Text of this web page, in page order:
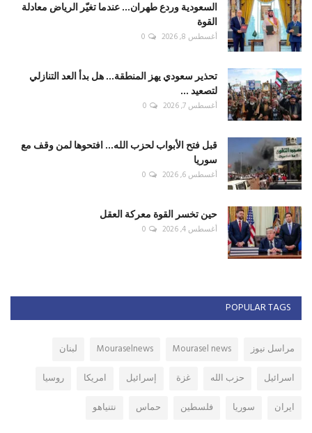
السعودية وردع طهران... عندما تغيّر الرياض معادلة
القوة
أغسطس 8, 2026 0
تحذير سعودي يهز المنطقة... هل بدأ العد التنازلي
لتصعيد ...
أغسطس 7, 2026 0
قبل فتح الأبواب لحزب الله... افتحوها لمن وقف مع
سوريا
أغسطس 6, 2026 0
حين تخسر القوة معركة العقل
أغسطس 4, 2026 0
POPULAR TAGS
مراسل نيوز Mourasel news
Mouraselnews
لبنان
اسرائيل
حزب الله غزة إسرائيل امريكا
روسيا
ايران
سوريا فلسطين حماس نتنياهو